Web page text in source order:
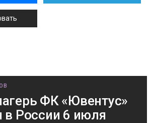
ФК «Ювентус»
в России 6 июля